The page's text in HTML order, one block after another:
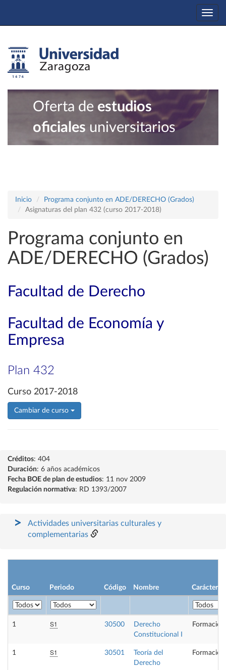
Oferta de estudios
oficiales universitarios
Inicio
Programa conjunto en ADE/DERECHO (Grados)
Asignaturas del plan 432 (curso 2017-2018)
Programa conjunto en
ADE/DERECHO (Grados)
Facultad de Derecho
Facultad de Economía y
Empresa
Plan 432
Curso 2017-2018
Cambiar de curso
Créditos: 404
Duración: 6 años académicos
Fecha BOE de plan de estudios: 11 nov 2009
Regulación normativa: RD 1393/2007
Actividades universitarias culturales y
complementarias
Curso Periodo Código Nombre Carácter
1 S1 30500
Derecho
Constitucional I
1 S1 30501
Teoría del
Derecho